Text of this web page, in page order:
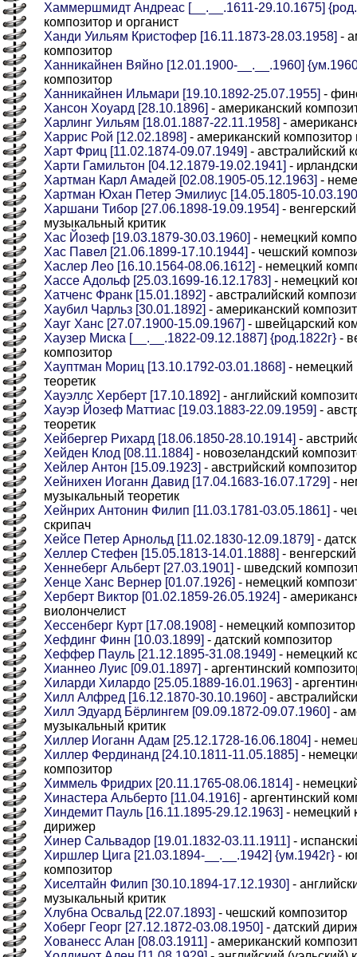
Хаммершмидт Андреас [__.__.1611-29.10.1675]
композитор и органист
Ханди Уильям Кристофер [16.11.1873-28.03.1958] -
композитор
Ханникайнен Вяйно [12.01.1900-__.__.1960]
композитор
Ханникайнен Ильмари [19.10.1892-25.07.1955] -
Хансон Хоуард [28.10.1896] - американский
Харлинг Уильям [18.01.1887-22.11.1958] -
Харрис Рой [12.02.1898] - американский
Харт Фриц [11.02.1874-09.07.1949] - австралийский
Харти Гамильтон [04.12.1879-19.02.1941] -
Хартман Карл Амадей [02.08.1905-05.12.1963] -
Хартман Юхан Петер Эмилиус [14.05.1805-
Харшани Тибор [27.06.1898-19.09.1954] -
музыкальный критик
Хас Йозеф [19.03.1879-30.03.1960] - немецкий
Хас Павел [21.06.1899-17.10.1944] - чешский
Хаслер Лео [16.10.1564-08.06.1612] - немецкий
Хассе Адольф [25.03.1699-16.12.1783] - немецкий
Хатченс Франк [15.01.1892] - австралийский
Хаубил Чарльз [30.01.1892] - американский
Хауг Ханс [27.07.1900-15.09.1967] - швейцарский
Хаузер Миска [__.__.1822-09.12.1887] {род.1822г} -
композитор
Хауптман Мориц [13.10.1792-03.01.1868] - немецкий
теоретик
Хауэллс Херберт [17.10.1892] - английский
Хауэр Йозеф Маттиас [19.03.1883-22.09.1959] -
теоретик
Хейбергер Рихард [18.06.1850-28.10.1914] -
Хейден Клод [08.11.1884] - новозеландский
Хейлер Антон [15.09.1923] - австрийский
Хейнихен Иоганн Давид [17.04.1683-16.07.1729] -
музыкальный теоретик
Хейнрих Антонин Филип [11.03.1781-03.05.1861] -
скрипач
Хейсе Петер Арнольд [11.02.1830-12.09.1879] -
Хеллер Стефен [15.05.1813-14.01.1888] -
Хеннеберг Альберт [27.03.1901] - шведский
Хенце Ханс Вернер [01.07.1926] - немецкий
Херберт Виктор [01.02.1859-26.05.1924] -
виолончелист
Хессенберг Курт [17.08.1908] - немецкий композитор
Хефдинг Финн [10.03.1899] - датский композитор
Хеффер Пауль [21.12.1895-31.08.1949] - немецкий
Хианнео Луис [09.01.1897] - аргентинский
Хиларди Хилардо [25.05.1889-16.01.1963] -
Хилл Алфред [16.12.1870-30.10.1960] -
Хилл Эдуард Бёрлингем [09.09.1872-09.07.1960] -
музыкальный критик
Хиллер Иоганн Адам [25.12.1728-16.06.1804] -
Хиллер Фердинанд [24.10.1811-11.05.1885] -
композитор
Химмель Фридрих [20.11.1765-08.06.1814] -
Хинастера Альберто [11.04.1916] - аргентинский
Хиндемит Пауль [16.11.1895-29.12.1963] - немецкий
дирижер
Хинер Сальвадор [19.01.1832-03.11.1911] -
Хиршлер Цига [21.03.1894-__.__.1942] {ум.1942г} -
композитор
Хиселтайн Филип [30.10.1894-17.12.1930] -
музыкальный критик
Хлубна Освальд [22.07.1893] - чешский композитор
Хоберг Георг [27.12.1872-03.08.1950] - датский
Хованесс Алан [08.03.1911] - американский